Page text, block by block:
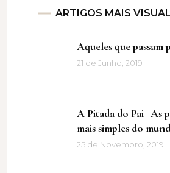
ARTIGOS MAIS
Aqueles que passam
21 de Junho, 2019
A Pitada do Pai | As
mais simples do
25 de Novembro, 2019